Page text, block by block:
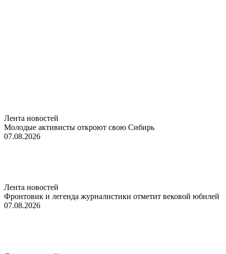
Лента новостей
Молодые активисты откроют свою Сибирь
07.08.2026
Лента новостей
Фронтовик и легенда журналистики отметит вековой юбилей
07.08.2026